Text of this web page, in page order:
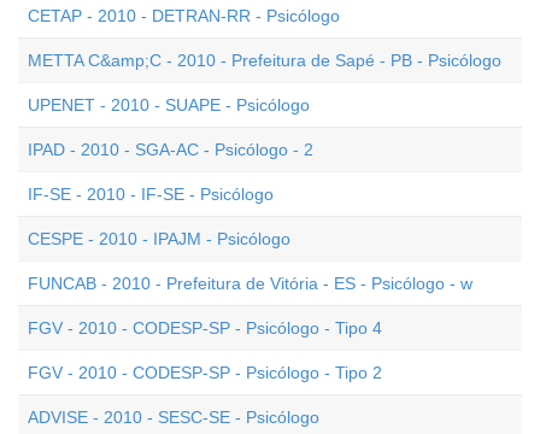
CETAP - 2010 - DETRAN-RR - Psicólogo
METTA C&amp;C - 2010 - Prefeitura de Sapé - PB - Psicólogo
UPENET - 2010 - SUAPE - Psicólogo
IPAD - 2010 - SGA-AC - Psicólogo - 2
IF-SE - 2010 - IF-SE - Psicólogo
CESPE - 2010 - IPAJM - Psicólogo
FUNCAB - 2010 - Prefeitura de Vitória - ES - Psicólogo - w
FGV - 2010 - CODESP-SP - Psicólogo - Tipo 4
FGV - 2010 - CODESP-SP - Psicólogo - Tipo 2
ADVISE - 2010 - SESC-SE - Psicólogo